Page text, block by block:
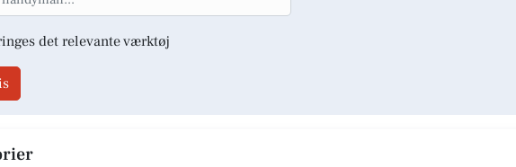
det relevante værktøj